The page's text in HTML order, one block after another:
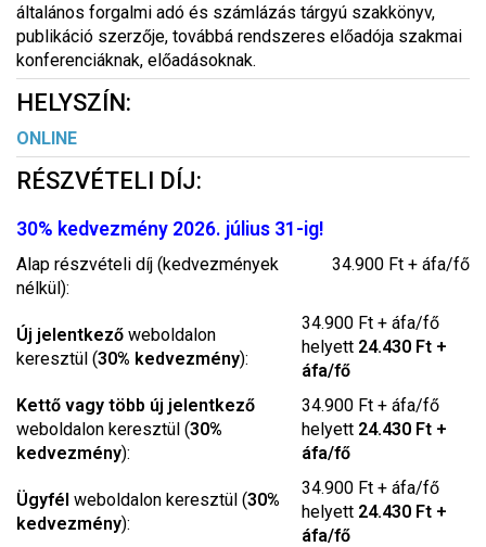
általános forgalmi adó és számlázás tárgyú szakkönyv,
publikáció szerzője, továbbá rendszeres előadója szakmai
konferenciáknak, előadásoknak.
HELYSZÍN:
ONLINE
RÉSZVÉTELI DÍJ:
30% kedvezmény 2026. július 31-ig!
Alap részvételi díj (kedvezmények
nélkül):
34.900 Ft + áfa/fő
Új jelentkező weboldalon
keresztül (30% kedvezmény):
34.900 Ft + áfa/fő
helyett 24.430 Ft +
áfa/fő
Kettő vagy több új jelentkező
weboldalon keresztül (30%
kedvezmény):
34.900 Ft + áfa/fő
helyett 24.430 Ft +
áfa/fő
Ügyfél weboldalon keresztül (30%
kedvezmény):
34.900 Ft + áfa/fő
helyett 24.430 Ft +
áfa/fő